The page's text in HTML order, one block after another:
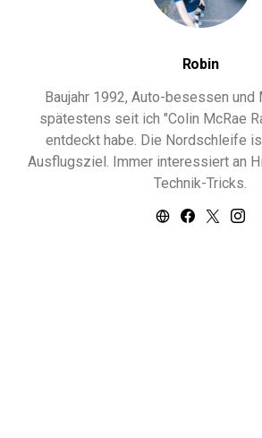
Robin
Baujahr 1992, Auto-besessen
spätestens seit ich "Colin McRae
entdeckt habe. Die Nordschleife
Ausflugsziel. Immer interessiert an
Technik-Tricks.